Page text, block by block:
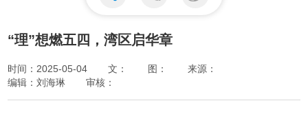
“理”想燃五四，湾区启华章
时间：2025-05-04 文： 图：
来源：
编辑：刘海琳
审核：